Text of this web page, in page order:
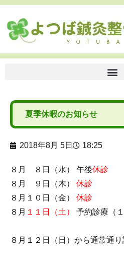
夏季休暇のお知らせ
2018年8月 5日 18:25
８月 ８日（水） 午後休診
８月 ９日（木）
休診
８月１０日（金） 休診
８月 １１日（土） 予約診療（
８月１２日（日）から通常通り